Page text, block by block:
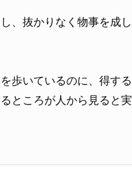
、抜かりなく物事を成し
歩いているのに、得する
ところが人から見ると実